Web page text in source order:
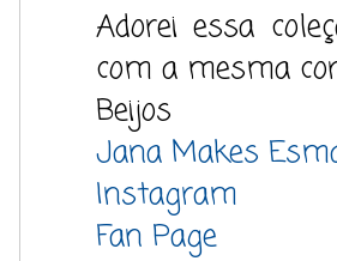
Adorei essa
com a mesma
Beijos
Jana Makes
Instagram
Fan Page